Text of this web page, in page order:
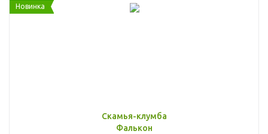
Новинка
Скамья-клумба
Фалькон